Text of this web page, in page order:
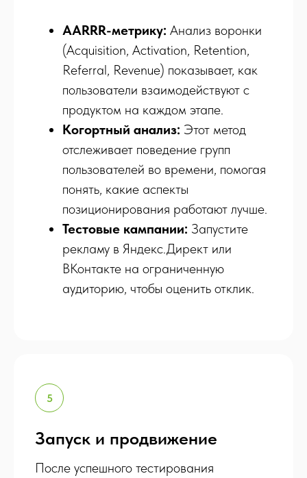
AARRR-метрику: Анализ воронки
(Acquisition, Activation, Retention,
Referral, Revenue) показывает, как
пользователи взаимодействуют с
продуктом на каждом этапе.
Когортный анализ: Этот метод
отслеживает поведение групп
пользователей во времени, помогая
понять, какие аспекты
позиционирования работают лучше.
Тестовые кампании: Запустите
рекламу в Яндекс.Директ или
ВКонтакте на ограниченную
аудиторию, чтобы оценить отклик.
Запуск и продвижение
После успешного тестирования